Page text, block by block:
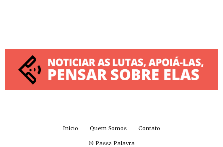
Início Quem Somos Contato
© Passa Palavra